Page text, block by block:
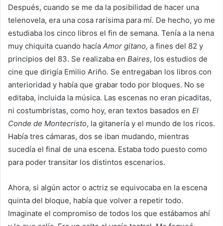
Después, cuando se me da la posibilidad de hacer una
telenovela, era una cosa rarísima para mí. De hecho, yo me
estudiaba los cinco libros el fin de semana. Tenía a la nena
muy chiquita cuando hacía Amor gitano, a fines del 82 y
principios del 83. Se realizaba en Baires, los estudios de
cine que dirigía Emilio Ariño. Se entregaban los libros con
anterioridad y había que grabar todo por bloques. No se
editaba, incluida la música. Las escenas no eran picaditas,
ni costumbristas, como hoy, eran textos basados en El
Conde de Montecristo, la gitanería y el mundo de los ricos.
Había tres cámaras, dos se iban mudando, mientras
sucedía el final de una escena. Estaba todo puesto como
para poder transitar los distintos escenarios.
Ahora, si algún actor o actriz se equivocaba en la escena
quinta del bloque, había que volver a repetir todo.
Imaginate el compromiso de todos los que estábamos ahí